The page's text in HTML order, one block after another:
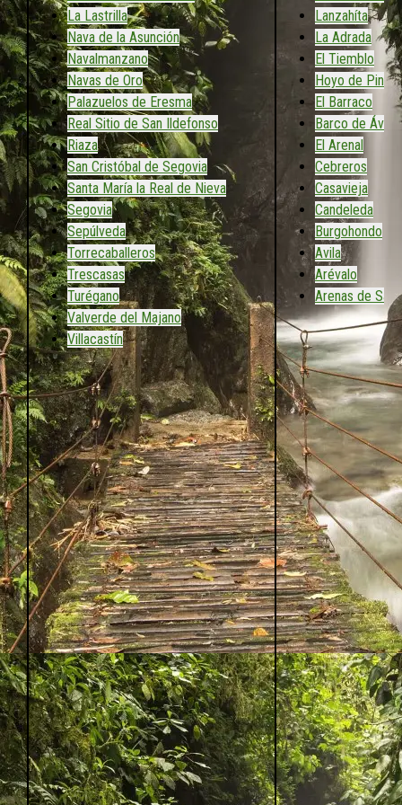
La Lastrilla
Nava de la Asunción
Navalmanzano
Navas de Oro
Palazuelos de Eresma
Real Sitio de San Ildefonso
Riaza
San Cristóbal de Segovia
Santa María la Real de Nieva
Segovia
Sepúlveda
Torrecaballeros
Trescasas
Turégano
Valverde del Majano
Villacastín
Lanzahíta
La Adrada
El Tiemblo
Hoyo de
El Barraco
Barco de Ávila
El Arenal
Cebreros
Casavieja
Candeleda
Burgohondo
Avila
Arévalo
Arenas de San